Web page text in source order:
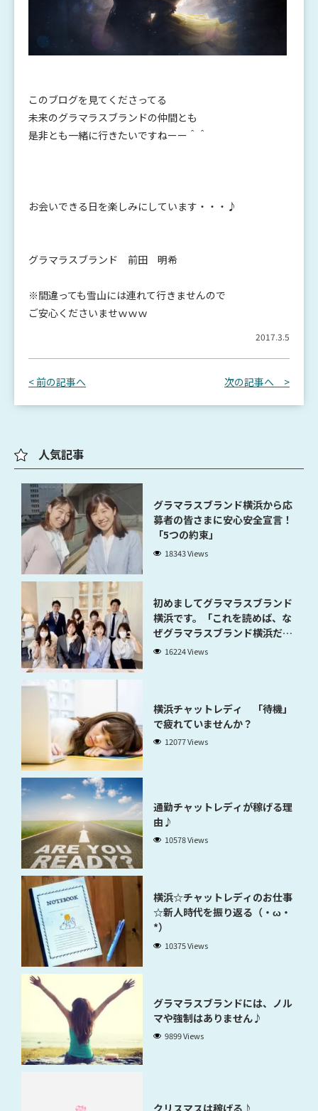
このブログを見てくださってる
未来のグラマラスブランドの仲間とも
是非とも一緒に行きたいですねーー＾＾
お会いできる日を楽しみにしています・・・♪
グラマラスブランド 前田 明希
※間違っても雪山には連れて行きませんので
ご安心くださいませｗｗｗ
2017.3.5
< 前の記事へ 次の記事へ >
人気記事
グラマラスブランド横浜から応
募者の皆さまに安心安全宣言！
「5つの約束」
18343 Views
初めましてグラマラスブランド
横浜です。「これを読めば、な
ぜグラマラスブランド横浜だと
稼げるのかが分かります」
16224 Views
横浜チャットレディ 「待機」
で疲れていませんか？
12077 Views
通勤チャットレディが稼げる理
由♪
10578 Views
横浜☆チャットレディのお仕事
☆新人時代を振り返る（・ω・
*）
10375 Views
グラマラスブランドには、ノル
マや強制はありません♪
9899 Views